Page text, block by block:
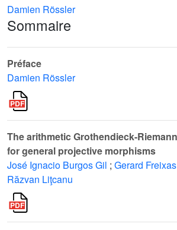
Damien Rössler
Sommaire
Préface
Damien Rössler
The arithmetic Grothendieck-
for general projective morphisms
José Ignacio Burgos Gil ; Gerard
Răzvan Liţcanu